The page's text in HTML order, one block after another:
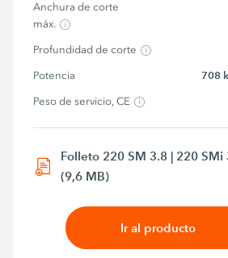
Anchura de corte
máx.
Profundidad de corte
Potencia 708
Peso de servicio, CE
Folleto 220 SM 3.8 | 220 SMi
(9,6 MB)
Ir al producto